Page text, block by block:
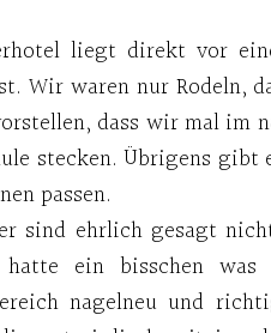
liegt direkt vor
Wir waren nur Rodeln,
dass wir mal im
stecken. Übrigens
passen.
sind ehrlich gesagt
hatte ein bisschen
nagelneu und